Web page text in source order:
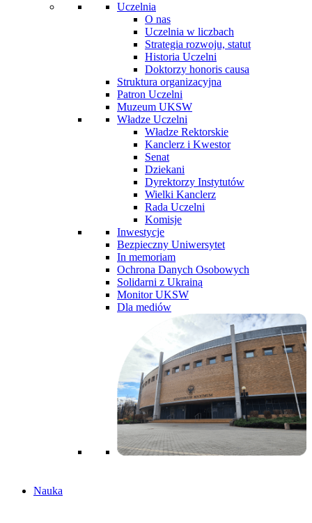
Uczelnia
O nas
Uczelnia w liczbach
Strategia rozwoju, statut
Historia Uczelni
Doktorzy honoris causa
Struktura organizacyjna
Patron Uczelni
Muzeum UKSW
Władze Uczelni
Władze Rektorskie
Kanclerz i Kwestor
Senat
Dziekani
Dyrektorzy Instytutów
Wielki Kanclerz
Rada Uczelni
Komisje
Inwestycje
Bezpieczny Uniwersytet
In memoriam
Ochrona Danych Osobowych
Solidarni z Ukrainą
Monitor UKSW
Dla mediów
Nauka